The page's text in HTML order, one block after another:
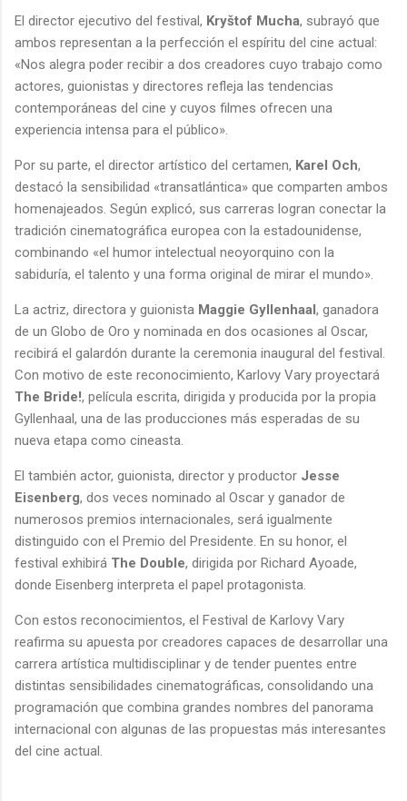
El director ejecutivo del festival, Kryštof Mucha, subrayó que
ambos representan a la perfección el espíritu del cine actual:
«Nos alegra poder recibir a dos creadores cuyo trabajo como
actores, guionistas y directores refleja las tendencias
contemporáneas del cine y cuyos filmes ofrecen una
experiencia intensa para el público».
Por su parte, el director artístico del certamen, Karel Och,
destacó la sensibilidad «transatlántica» que comparten ambos
homenajeados. Según explicó, sus carreras logran conectar la
tradición cinematográfica europea con la estadounidense,
combinando «el humor intelectual neoyorquino con la
sabiduría, el talento y una forma original de mirar el mundo».
La actriz, directora y guionista Maggie Gyllenhaal, ganadora
de un Globo de Oro y nominada en dos ocasiones al Oscar,
recibirá el galardón durante la ceremonia inaugural del festival.
Con motivo de este reconocimiento, Karlovy Vary proyectará
The Bride!, película escrita, dirigida y producida por la propia
Gyllenhaal, una de las producciones más esperadas de su
nueva etapa como cineasta.
El también actor, guionista, director y productor Jesse
Eisenberg, dos veces nominado al Oscar y ganador de
numerosos premios internacionales, será igualmente
distinguido con el Premio del Presidente. En su honor, el
festival exhibirá The Double, dirigida por Richard Ayoade,
donde Eisenberg interpreta el papel protagonista.
Con estos reconocimientos, el Festival de Karlovy Vary
reafirma su apuesta por creadores capaces de desarrollar una
carrera artística multidisciplinar y de tender puentes entre
distintas sensibilidades cinematográficas, consolidando una
programación que combina grandes nombres del panorama
internacional con algunas de las propuestas más interesantes
del cine actual.